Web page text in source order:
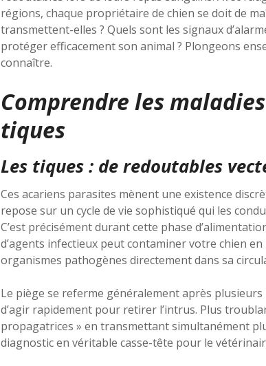
régions, chaque propriétaire de chien se doit de
transmettent-elles ? Quels sont les signaux
protéger efficacement son animal ? Plongeons
connaître.
Comprendre les
tiques
Les tiques : de redoutables
Ces acariens parasites mènent une existence
repose sur un cycle de vie sophistiqué qui les
C’est précisément durant cette phase
d’agents infectieux peut contaminer votre chien
organismes pathogènes directement dans sa
Le piège se referme généralement après plusieurs
d’agir rapidement pour retirer l’intrus. Plus
propagatrices » en transmettant simultanément
diagnostic en véritable casse-tête pour le